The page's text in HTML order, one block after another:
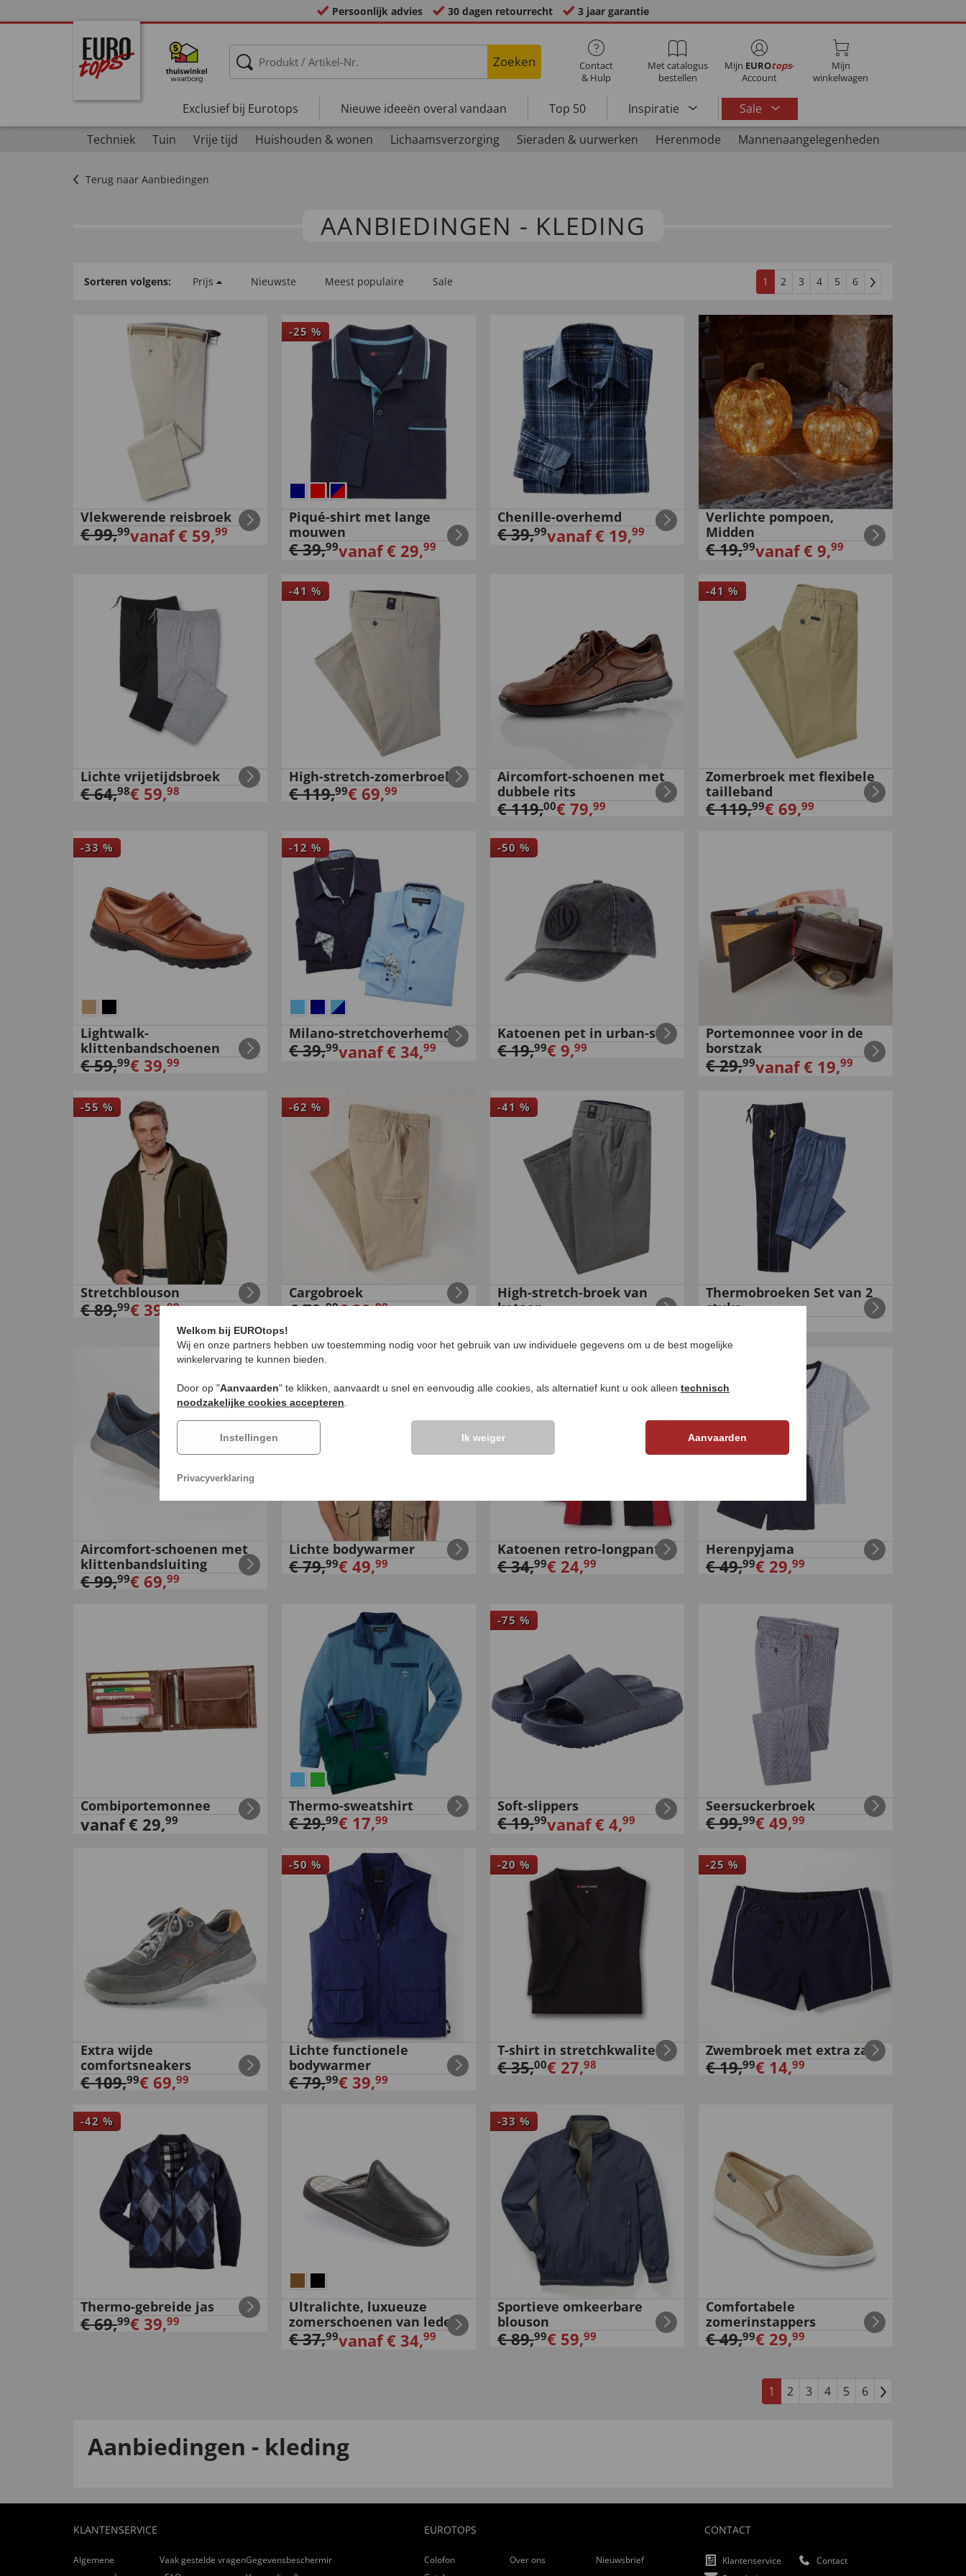
Persoonlijk advies 30 dagen retourrecht 3 jaar garantie
Zoeken
Contact
& Hulp
Met catalogus
bestellen
Mijn EUROtops-
Account
Mijn
winkelwagen
Exclusief bij Eurotops Nieuwe ideeën overal vandaan Top 50 Inspiratie
Sale
Techniek
Tuin Vrije tijd Huishouden & wonen Lichaamsverzorging Sieraden & uurwerken Herenmode Mannenaangelegenheden
Terug naar Aanbiedingen
AANBIEDINGEN - KLEDING
Sorteren volgens: Prijs Nieuwste Meest populaire Sale 1 2 3 4 5 6
Vlekwerende reisbroek
€99,99vanaf€ 59,99
-25 %
Piqué-shirt met lange
mouwen
€39,99vanaf€ 29,99
Chenille-overhemd
€39,99vanaf€ 19,99
Verlichte pompoen,
Midden
€19,99vanaf€ 9,99
Lichte vrijetijdsbroek
€64,98€ 59,98
-41 %
High-stretch-zomerbroek
€119,99€ 69,99
Aircomfort-schoenen met
dubbele rits
€119,00€ 79,99
-41 %
Zomerbroek met flexibele
tailleband
€119,99€ 69,99
-33 %
Lightwalk-
klittenbandschoenen
€59,99€ 39,99
-12 %
Milano-stretchoverhemd
€39,99vanaf€ 34,99
-50 %
Katoenen pet in urban-stijl
€19,99€ 9,99
Portemonnee voor in de
borstzak
€29,99vanaf€ 19,99
-55 %
Stretchblouson
€89,99€ 39,99
-62 %
Cargobroek
€79,99€29,99
-41 %
High-stretch-broek van
katoen
Thermobroeken Set van 2
stuks
Aircomfort-schoenen met
klittenbandsluiting
€99,99€ 69,99
- 37%
Lichte bodywarmer
€79,99€ 49,99
Katoenen retro-longpant
€34,99€ 24,99
Herenpyjama
€49,99€ 29,99
Combiportemonnee
vanaf€ 29,99
Thermo-sweatshirt
€29,99€ 17,99
-75 %
Soft-slippers
€19,99vanaf€ 4,99
Seersuckerbroek
€99,99€ 49,99
Extra wijde
comfortsneakers
€109,99€ 69,99
-50 %
Lichte functionele
bodywarmer
€79,99€ 39,99
-20 %
T-shirt in stretchkwaliteit
€35,00€ 27,98
-25 %
Zwembroek met extra zak
€19,99€ 14,99
-42 %
Thermo-gebreide jas
€69,99€ 39,99
Ultralichte, luxueuze
zomerschoenen van leder
€37,99vanaf€ 34,99
-33 %
Sportieve omkeerbare
blouson
€89,99€ 59,99
Comfortabele
zomerinstappers
€49,99€ 29,99
1 2 3 4 5 6
Aanbiedingen - kleding
KLANTENSERVICE
Algemene
Vaak gestelde vragenGegevensbescherming
EUROTOPS
Colofon Over ons
Nieuwsbrief
CONTACT
Klantenservice
Contact
Welkom bij EUROtops!
Wij en onze partners hebben uw toestemming nodig voor het gebruik van uw individuele gegevens om u de best mogelijke
winkelervaring te kunnen bieden.
Door op "Aanvaarden" te klikken, aanvaardt u snel en eenvoudig alle cookies, als alternatief kunt u ook alleen technisch
noodzakelijke cookies accepteren
Instellingen Ik weiger Aanvaarden
Privacyverklaring